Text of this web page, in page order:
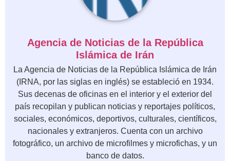
Agencia de Noticias de la República
Islámica de Irán
La Agencia de Noticias de la República Islámica de Irán
(IRNA, por las siglas en inglés) se estableció en 1934.
Sus decenas de oficinas en el interior y el exterior del
país recopilan y publican noticias y reportajes políticos,
sociales, económicos, deportivos, culturales, científicos,
nacionales y extranjeros. Cuenta con un archivo
fotográfico, un archivo de microfilmes y microfichas, y un
banco de datos.